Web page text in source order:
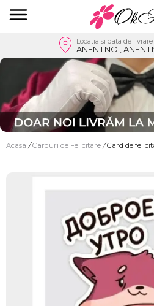
Locatia si data de livrare
ANENII NOI,
Acasa / Carduri de Felicitare / Card de